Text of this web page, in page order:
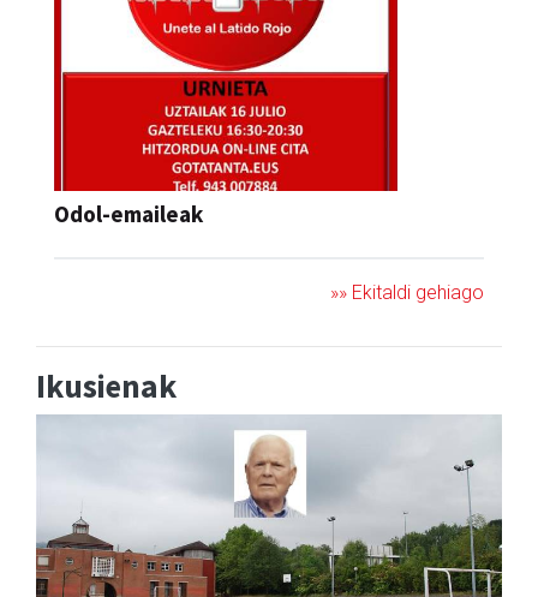
Odol-emaileak
»» Ekitaldi gehiago
Ikusienak